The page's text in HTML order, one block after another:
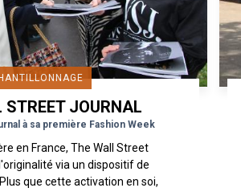
STREET JOURNAL
à sa première Fashion Week
en France, The Wall Street
via un dispositif de
que cette activation en soi,